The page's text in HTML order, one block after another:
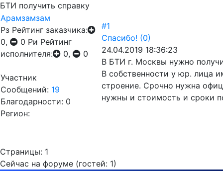
БТИ получить справку
Арамзамзам
Рз Рейтинг заказчика:
0,
0 Ри Рейтинг
исполнителя:
0, 0
Участник
Сообщений: 19
Благодарности: 0
Регион:
#1
Спасибо! (0)
24.04.2019 18:36:23
В БТИ г. Москвы нужно
В собственности у юр. лица
строение. Срочно нужна
нужны и стоимость и сроки
Страницы: 1
Сейчас на форуме (гостей: 1)